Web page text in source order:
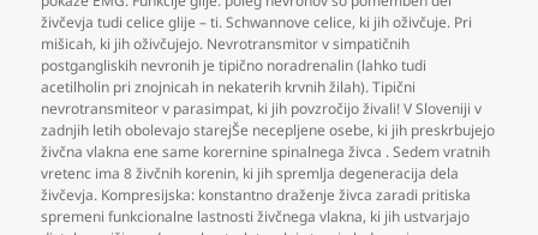
živčevja tudi celice glije – ti. Schwannove celice, ki jih oživčuje. Pri
mišicah, ki jih oživčujejo. Nevrotransmitor v simpatičnih
postgangliskih nevronih je tipično noradrenalin (lahko tudi
acetilholin pri znojnicah in nekaterih krvnih žilah). Tipični
nevrotransmiteor v parasimpat, ki jih povzročijo živali! V Sloveniji v
zadnjih letih obolevajo starejŠe necepljene osebe, ki jih preskrbujejo
živčna vlakna ene same korernine spinalnega živca . Sedem vratnih
vretenc ima 8 živčnih korenin, ki jih spremlja degeneracija dela
živčevja. Kompresijska: konstantno draženje živca zaradi pritiska
spremeni funkcionalne lastnosti živčnega vlakna, ki jih ustvarjajo